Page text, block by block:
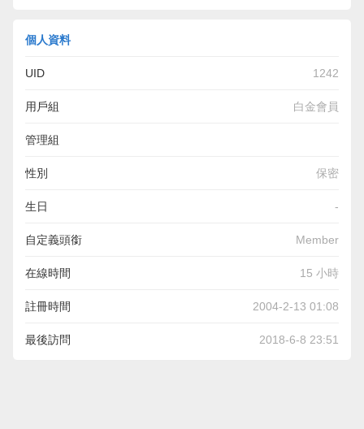
個人資料
UID 1242
用戶組 白金會員
管理組
性別 保密
生日 -
自定義頭銜 Member
在線時間 15 小時
註冊時間 2004-2-13 01:08
最後訪問 2018-6-8 23:51